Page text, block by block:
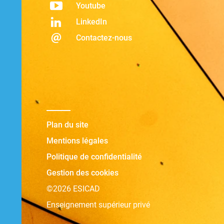
Youtube
LinkedIn
Contactez-nous
Plan du site
Mentions légales
Politique de confidentialité
Gestion des cookies
©2026 ESICAD
Enseignement supérieur privé